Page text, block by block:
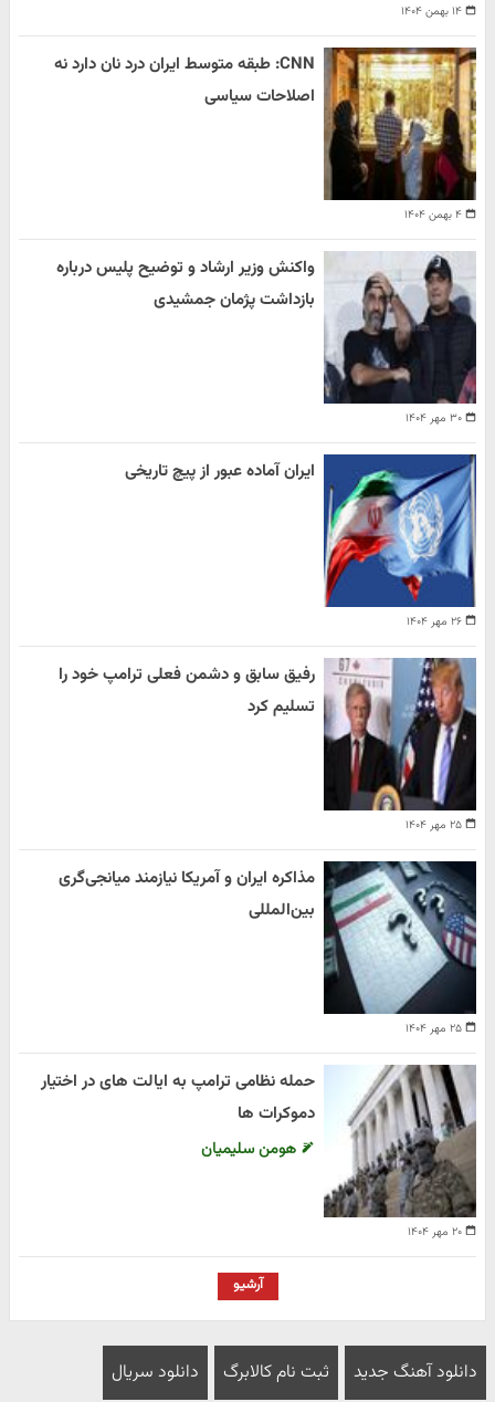
۱۴ بهمن ۱۴۰۴
۴ بهمن ۱۴۰۴
CNN: طبقه متوسط ایران درد نان دارد نه
اصلاحات سیاسی
۳۰ مهر ۱۴۰۴
واکنش وزیر ارشاد و توضیح پلیس درباره
بازداشت پژمان جمشیدی
۲۶ مهر ۱۴۰۴
ایران آماده عبور از پیچ تاریخی
۲۵ مهر ۱۴۰۴
رفیق سابق و دشمن فعلی ترامپ خود را
تسلیم کرد
۲۵ مهر ۱۴۰۴
مذاکره ایران و آمریکا نیازمند میانجی‌گری
بین‌المللی
۲۰ مهر ۱۴۰۴
حمله نظامی ترامپ به ایالت های در اختیار
دموکرات ها
هومن سلیمیان
آرشیو
دانلود آهنگ جدید ثبت نام کالابرگ دانلود سریال